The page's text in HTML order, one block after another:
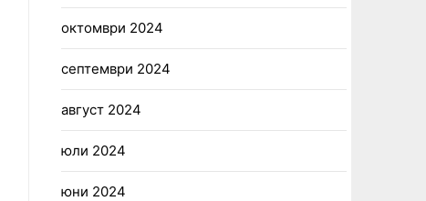
октомври 2024
септември 2024
август 2024
юли 2024
юни 2024